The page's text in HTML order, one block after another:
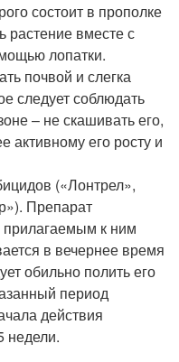
состоит в прополке
растение вместе с
лопатки.
почвой и слегка
следует соблюдать
– не скашивать его,
активному его росту и
(«Лонтрел»,
Препарат
прилагаемым к ним
в вечернее время
обильно полить его
период
действия
недели.